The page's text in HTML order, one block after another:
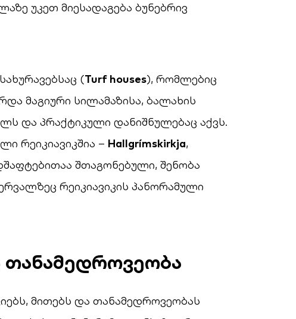
უკეთ მიესადაგება ბუნებრივ
(Turf houses), რომლებიც
მაგიური სილამაზისა, ბალახის
და პრაქტიკული დანიშნულებაც აქვს.
რეიკიავიკშია – Hallgrímskirkja,
შთაგონებული, შენობა
რეიკიავიკის პანორამული
მითებს და თანამედროვეობას